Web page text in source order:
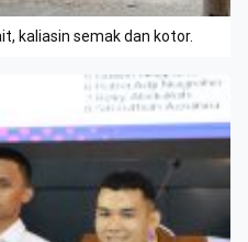
kaliasin semak dan kotor.